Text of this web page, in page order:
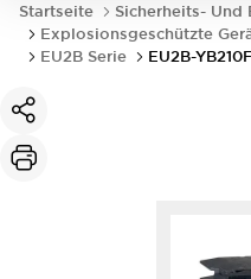
Startseite
Sicherheits-
Explosionsgeschützte
EU2B Serie
EU2B-